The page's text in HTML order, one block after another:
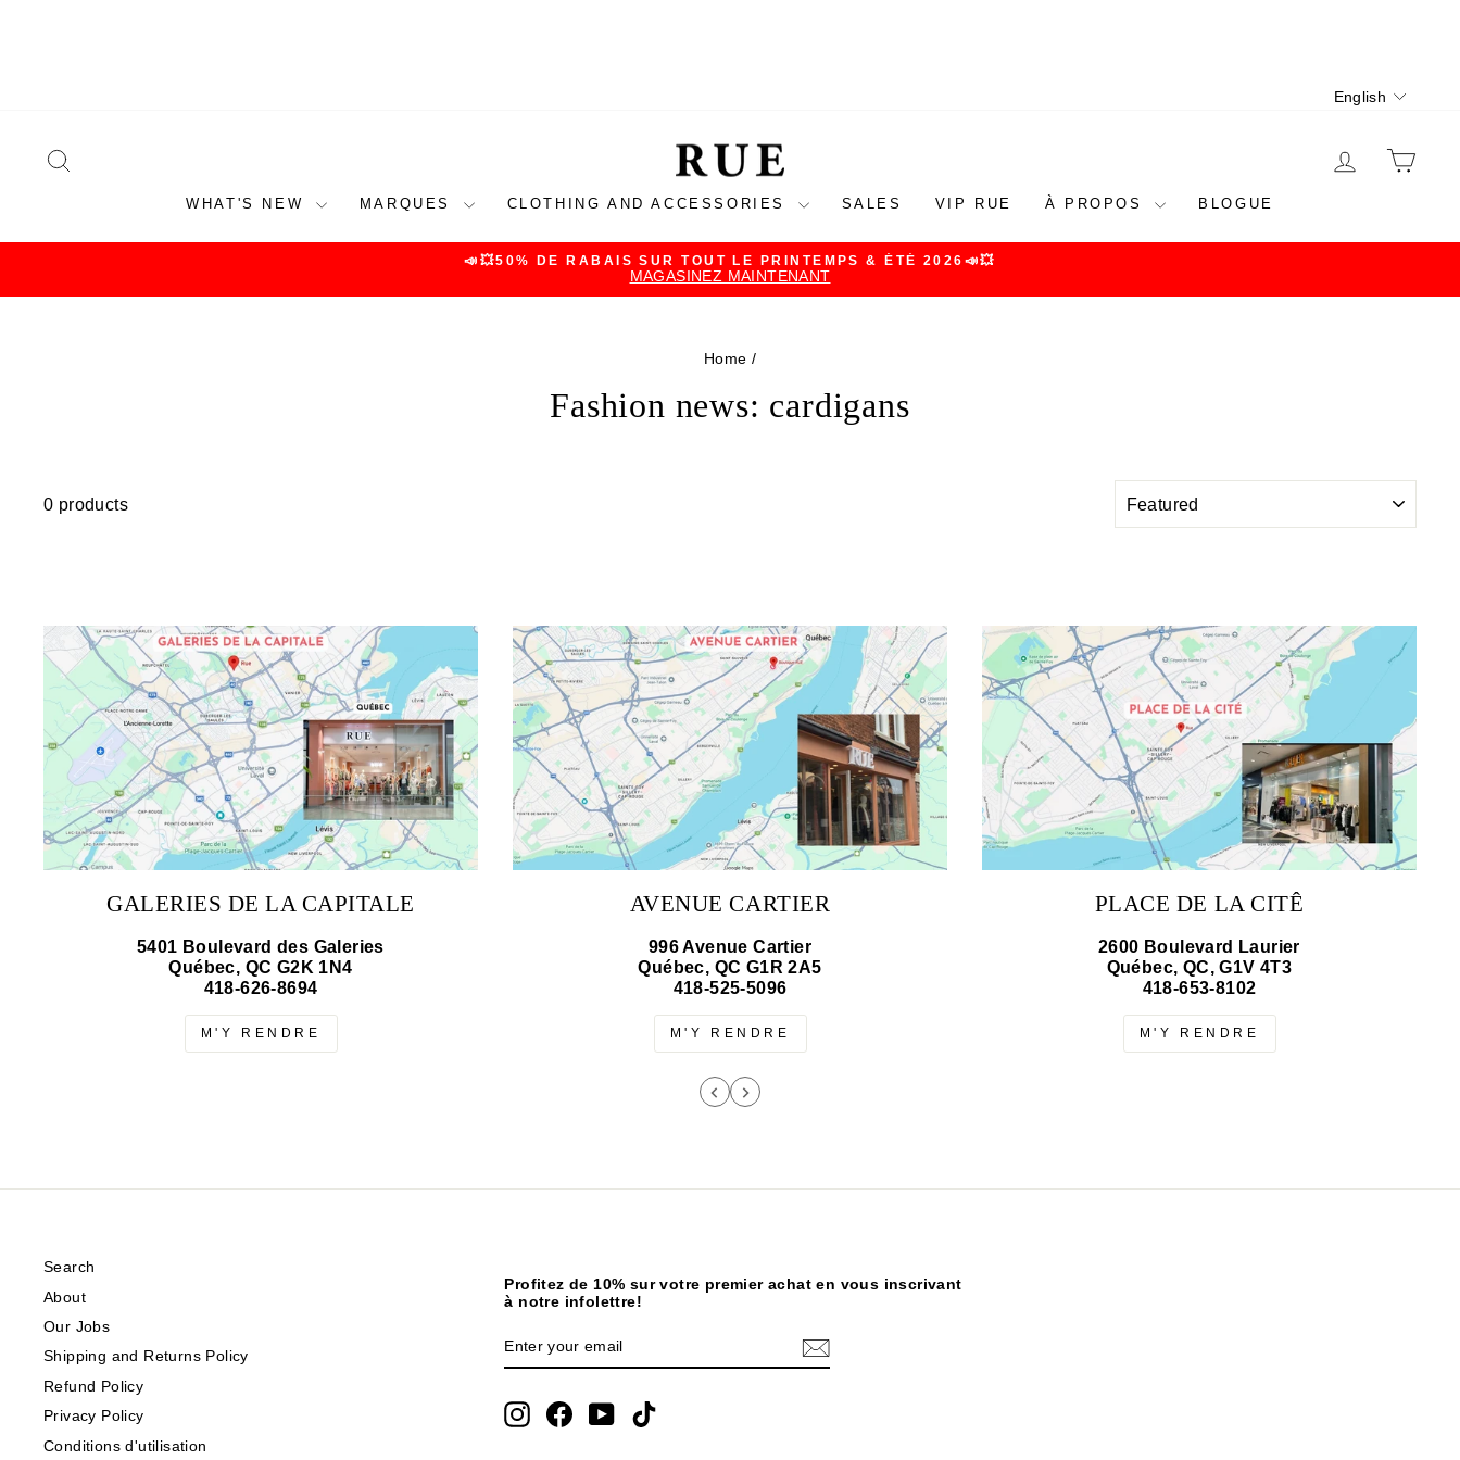
Language
English
LOG IN
WHAT'S NEW MARQUES CLOTHING AND ACCESSORIES SALES VIP RUE À PROPOS BLOGUE
Pause
📣💥50% DE RABAIS SUR TOUT LE PRINTEMPS & ÉTÉ 2026📣💥
MAGASINEZ MAINTENANT
Home /
Fashion news: cardigans
0 products
GALERIES DE LA CAPITALE
5401 Boulevard des Galeries
Québec, QC G2K 1N4
418-626-8694
M'Y RENDRE
AVENUE CARTIER
996 Avenue Cartier
Québec, QC G1R 2A5
418-525-5096
M'Y RENDRE
PLACE DE LA CITÊ
2600 Boulevard Laurier
Québec, QC, G1V 4T3
418-653-8102
M'Y RENDRE
Search
About
Our Jobs
Shipping and Returns Policy
Refund Policy
Privacy Policy
Conditions d'utilisation
Profitez de 10% sur votre premier achat en vous inscrivant
à notre infolettre!
YOUR
InstagramFacebookYouTube